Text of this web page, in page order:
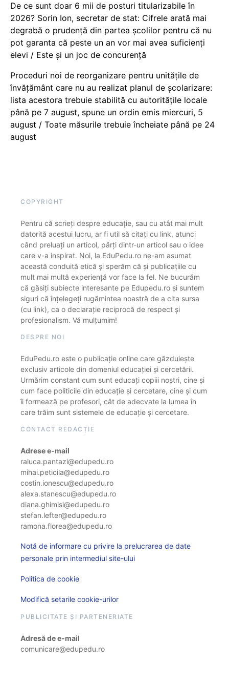
De ce sunt doar 6 mii de posturi titularizabile în
2026? Sorin Ion, secretar de stat: Cifrele arată mai
degrabă o prudență din partea școlilor pentru că nu
pot garanta că peste un an vor mai avea suficienți
elevi / Este și un joc de concurență
Proceduri noi de reorganizare pentru unitățile de
învățământ care nu au realizat planul de școlarizare:
lista acestora trebuie stabilită cu autoritățile locale
până pe 7 august, spune un ordin emis miercuri, 5
august / Toate măsurile trebuie încheiate până pe 24
august
COPYRIGHT
Pentru că scrieți despre educație, sau cu atât mai mult
datorită acestui lucru, ar fi util să citați cu link, atunci
când preluați un articol, părți dintr-un articol sau o idee
care v-a inspirat. Noi, la EduPedu.ro ne-am asumat
această conduită etică și sperăm că și publicațiile cu
mult mai multă experiență vor face la fel. Ne bucurăm
că găsiți subiecte interesante pe Edupedu.ro și suntem
siguri că înțelegeți rugămintea noastră de a cita sursa
(cu link), ca o declarație reciprocă de respect și
profesionalism. Vă mulțumim!
DESPRE NOI
EduPedu.ro este o publicație online care găzduiește
exclusiv articole din domeniul educației și cercetării.
Urmărim constant cum sunt educați copiii noștri, cine și
cum face politicile din educație și cercetare, cine și cum
îi formează pe profesori, cât de adecvate la lumea în
care trăim sunt sistemele de educație și cercetare.
CONTACT REDACȚIE
Adrese e-mail
raluca.pantazi@edupedu.ro
mihai.peticila@edupedu.ro
costin.ionescu@edupedu.ro
alexa.stanescu@edupedu.ro
diana.ghimisi@edupedu.ro
stefan.lefter@edupedu.ro
ramona.florea@edupedu.ro
Notă de informare cu privire la prelucrarea de date
personale prin intermediul site-ului
Politica de cookie
Modifică setarile cookie-urilor
PUBLICITATE ȘI PARTENERIATE
Adresă de e-mail
comunicare@edupedu.ro